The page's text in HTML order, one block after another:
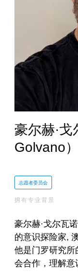
豪尔赫·
Golvano）
志愿者委员会
拥有专业背景
豪尔赫·戈尔瓦
的意识探险家,
他是门罗研究所
会合作，理解意